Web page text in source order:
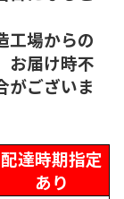
工場からの
お届け時不
がございま
配達時期指定
あり